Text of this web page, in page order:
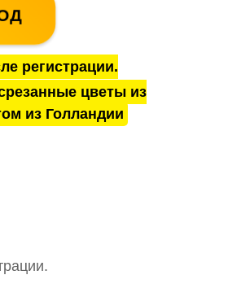
регистрации.
цветы из
из Голландии